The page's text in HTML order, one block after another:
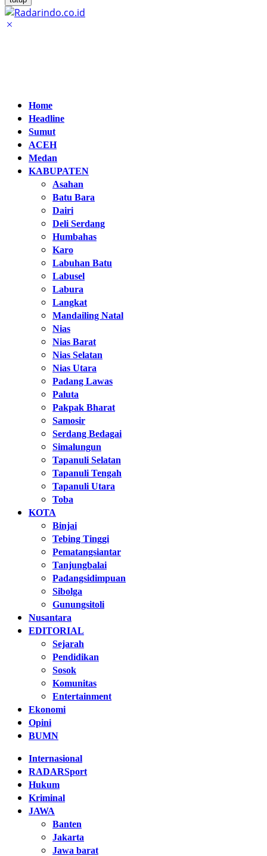
Home
Headline
Sumut
ACEH
Medan
KABUPATEN
Asahan
Batu Bara
Dairi
Deli Serdang
Humbahas
Karo
Labuhan Batu
Labusel
Labura
Langkat
Mandailing Natal
Nias
Nias Barat
Nias Selatan
Nias Utara
Padang Lawas
Paluta
Pakpak Bharat
Samosir
Serdang Bedagai
Simalungun
Tapanuli Selatan
Tapanuli Tengah
Tapanuli Utara
Toba
KOTA
Binjai
Tebing Tinggi
Pematangsiantar
Tanjungbalai
Padangsidimpuan
Sibolga
Gunungsitoli
Nusantara
EDITORIAL
Sejarah
Pendidikan
Sosok
Komunitas
Entertainment
Ekonomi
Opini
BUMN
Internasional
RADARSport
Hukum
Kriminal
JAWA
Banten
Jakarta
Jawa barat